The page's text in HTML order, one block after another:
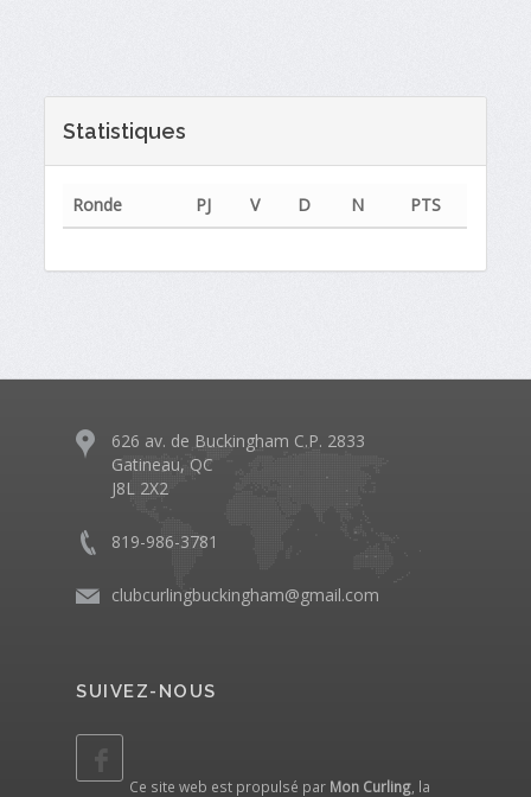
Statistiques
Ronde PJ V D N PTS
626 av. de Buckingham C.P. 2833
Gatineau, QC
J8L 2X2
819-986-3781
clubcurlingbuckingham@gmail.com
SUIVEZ-NOUS
Ce site web est propulsé par Mon Curling, la